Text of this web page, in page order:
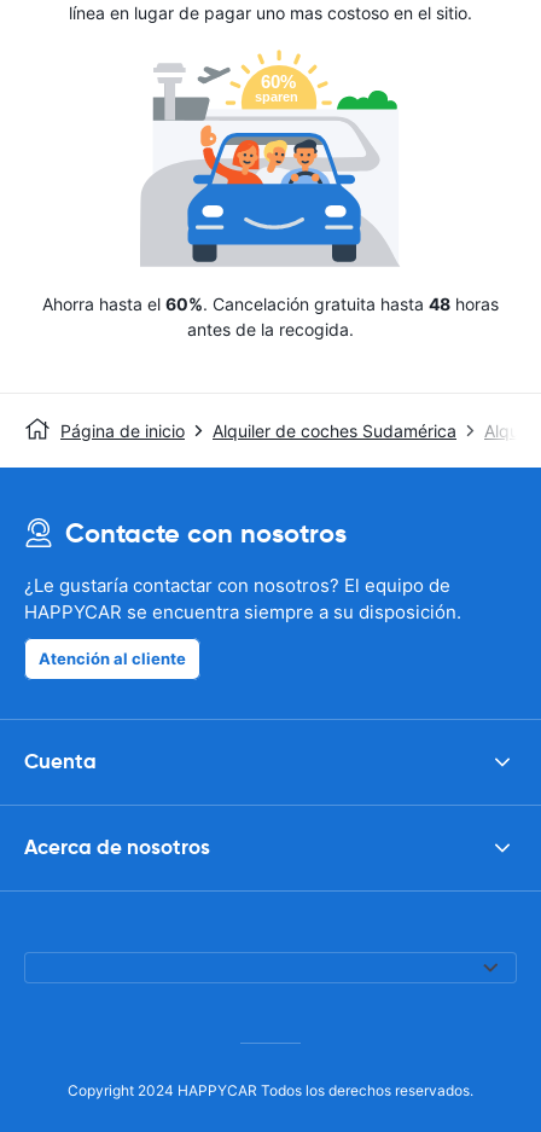
línea en lugar de pagar uno mas costoso en el sitio.
Ahorra hasta el 60%. Cancelación gratuita hasta 48 horas
antes de la recogida.
Página de inicio Alquiler de coches Sudamérica
Contacte con nosotros
¿Le gustaría contactar con nosotros? El equipo de
HAPPYCAR se encuentra siempre a su disposición.
Atención al cliente
Cuenta
Acerca de nosotros
Copyright 2024 HAPPYCAR Todos los derechos reservados.